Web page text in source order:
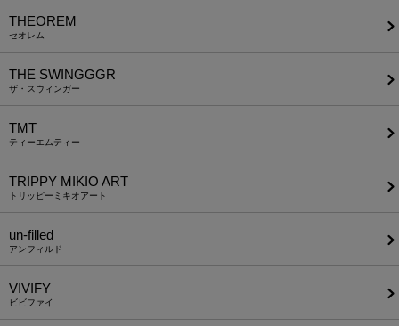
THEOREM
セオレム
THE SWINGGGR
ザ・スウィンガー
TMT
ティーエムティー
TRIPPY MIKIO ART
トリッピーミキオアート
un-filled
アンフィルド
VIVIFY
ビビファイ